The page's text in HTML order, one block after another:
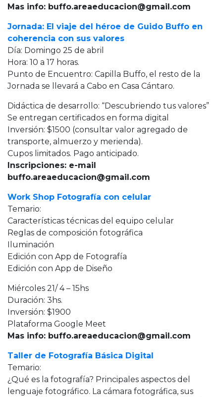
Mas info: buffo.areaeducacion@gmail.com
Jornada: El viaje del héroe de Guido Buffo en
coherencia con sus valores
Día: Domingo 25 de abril
Hora: 10 a 17 horas.
Punto de Encuentro: Capilla Buffo, el resto de la
Jornada se llevará a Cabo en Casa Cántaro.
Didáctica de desarrollo: “Descubriendo tus valores”
Se entregan certificados en forma digital
Inversión: $1500 (consultar valor agregado de
transporte, almuerzo y merienda).
Cupos limitados. Pago anticipado.
Inscripciones: e-mail
buffo.areaeducacion@gmail.com
Work Shop Fotografía con celular
Temario:
Características técnicas del equipo celular
Reglas de composición fotográfica
Iluminación
Edición con App de Fotografía
Edición con App de Diseño
Miércoles 21/ 4 – 15hs
Duración: 3hs.
Inversión: $1900
Plataforma Google Meet
Mas info: buffo.areaeducacion@gmail.com
Taller de Fotografía Básica Digital
Temario:
¿Qué es la fotografía? Principales aspectos del
lenguaje fotográfico. La cámara fotográfica, sus